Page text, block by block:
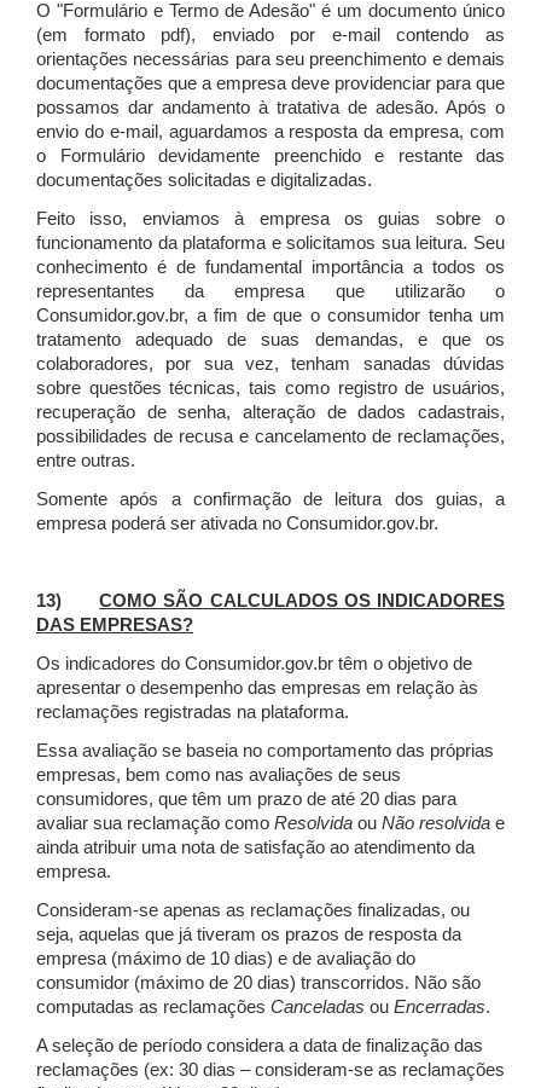
O "Formulário e Termo de Adesão" é um documento único
(em formato pdf), enviado por e-mail contendo as
orientações necessárias para seu preenchimento e demais
documentações que a empresa deve providenciar para que
possamos dar andamento à tratativa de adesão. Após o
envio do e-mail, aguardamos a resposta da empresa, com
o Formulário devidamente preenchido e restante das
documentações solicitadas e digitalizadas.
Feito isso, enviamos à empresa os guias sobre o
funcionamento da plataforma e solicitamos sua leitura. Seu
conhecimento é de fundamental importância a todos os
representantes da empresa que utilizarão o
Consumidor.gov.br, a fim de que o consumidor tenha um
tratamento adequado de suas demandas, e que os
colaboradores, por sua vez, tenham sanadas dúvidas
sobre questões técnicas, tais como registro de usuários,
recuperação de senha, alteração de dados cadastrais,
possibilidades de recusa e cancelamento de reclamações,
entre outras.
Somente após a confirmação de leitura dos guias, a
empresa poderá ser ativada no Consumidor.gov.br.
13)COMO SÃO CALCULADOS OS INDICADORES
DAS EMPRESAS?
Os indicadores do Consumidor.gov.br têm o objetivo de
apresentar o desempenho das empresas em relação às
reclamações registradas na plataforma.
Essa avaliação se baseia no comportamento das próprias
empresas, bem como nas avaliações de seus
consumidores, que têm um prazo de até 20 dias para
avaliar sua reclamação como Resolvida ou Não resolvida e
ainda atribuir uma nota de satisfação ao atendimento da
empresa.
Consideram-se apenas as reclamações finalizadas, ou
seja, aquelas que já tiveram os prazos de resposta da
empresa (máximo de 10 dias) e de avaliação do
consumidor (máximo de 20 dias) transcorridos. Não são
computadas as reclamações Canceladas ou Encerradas.
A seleção de período considera a data de finalização das
reclamações (ex: 30 dias – consideram-se as reclamações